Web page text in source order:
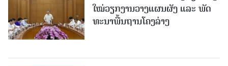
ໃໝ່​ວຽກ​ງານ​ວາງ​ແຜນ​ຜັງ ແລະ ​ພັດ​
ທະ​ນາ​ພື້ນ​ຖານ​ໂຄງ​ລ່າງ